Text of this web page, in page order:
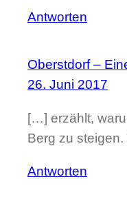
Antworten
Oberstdorf –
26. Juni 2017
[…] erzählt,
Berg zu
Antworten